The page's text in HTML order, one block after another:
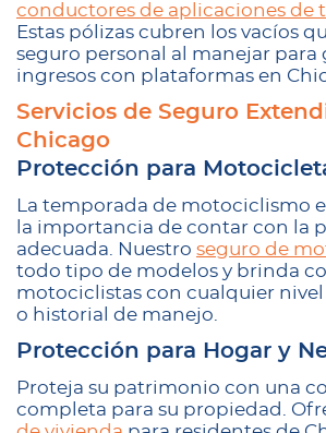
conductores de aplicaciones de
Estas pólizas cubren los vacíos
seguro personal al manejar para
ingresos con plataformas en
Servicios de Seguro
Chicago
Protección para
La temporada de motociclismo
la importancia de contar con la
adecuada. Nuestro seguro de
todo tipo de modelos y brinda
motociclistas con cualquier
o historial de manejo.
Protección para Hogar y
Proteja su patrimonio con una
completa para su propiedad.